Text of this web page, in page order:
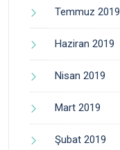
Temmuz 2019
Haziran 2019
Nisan 2019
Mart 2019
Şubat 2019